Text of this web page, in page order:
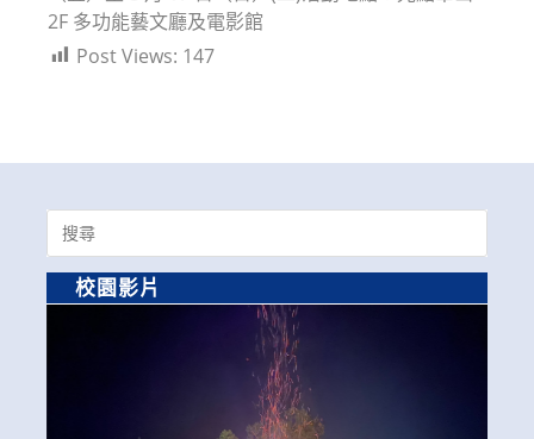
2F 多功能藝文廳及電影館
Post Views: 147
Search
for:
校園影片